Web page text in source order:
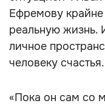
Ефремову
реальную жизнь.
личное
человеку счастья.
«Пока он сам со